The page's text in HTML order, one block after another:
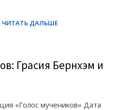
Грасия Бернхэм и
«Голос мучеников» Дата